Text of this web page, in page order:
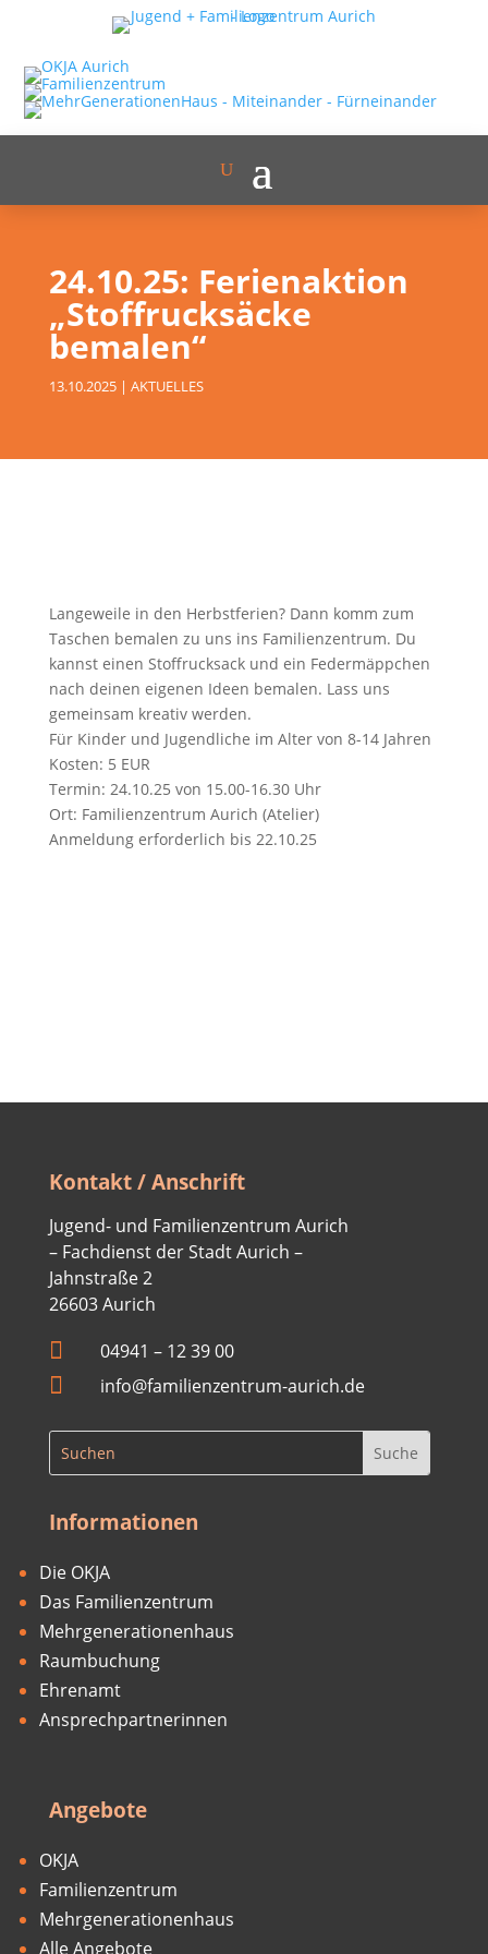
24.10.25: Ferienaktion
„Stoffrucksäcke
bemalen“
13.10.2025| AKTUELLES
Langeweile in den Herbstferien? Dann komm zum
Taschen bemalen zu uns ins Familienzentrum. Du
kannst einen Stoffrucksack und ein Federmäppchen
nach deinen eigenen Ideen bemalen. Lass uns
gemeinsam kreativ werden.
Für Kinder und Jugendliche im Alter von 8-14 Jahren
Kosten: 5 EUR
Termin: 24.10.25 von 15.00-16.30 Uhr
Ort: Familienzentrum Aurich (Atelier)
Anmeldung erforderlich bis 22.10.25
Kontakt / Anschrift
Jugend- und Familienzentrum Aurich
– Fachdienst der Stadt Aurich –
Jahnstraße 2
26603 Aurich
 04941 – 12 39 00
 info@familienzentrum-aurich.de
Informationen
Die OKJA
Das Familienzentrum
Mehrgenerationenhaus
Raumbuchung
Ehrenamt
Ansprechpartnerinnen
Angebote
OKJA
Familienzentrum
Mehrgenerationenhaus
Alle Angebote